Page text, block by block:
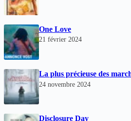
One Love
21 février 2024
La plus précieuse des
24 novembre 2024
Disclosure Day